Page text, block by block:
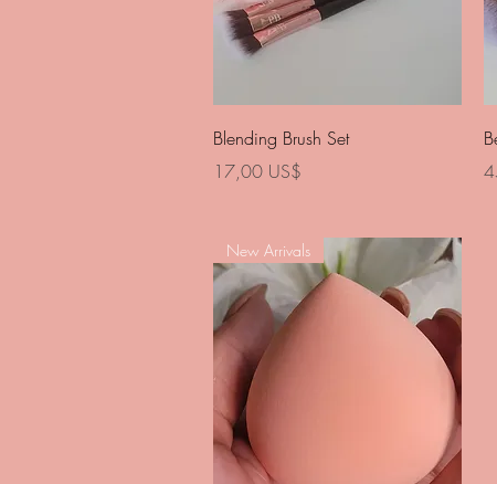
Vista rápida
Blending Brush Set
Precio
17,00 US$
New Arrivals